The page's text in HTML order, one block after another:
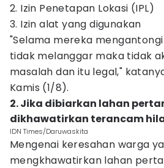
2. Izin Penetapan Lokasi (IPL)
3. Izin alat yang digunakan
"Selama mereka
tidak melanggar maka tidak
masalah dan itu legal,"
Kamis (1/8).
2. Jika dibiarkan lahan
dikhawatirkan terancam
IDN Times/Daruwaskita
Mengenai keresahan warga
mengkhawatirkan lahan